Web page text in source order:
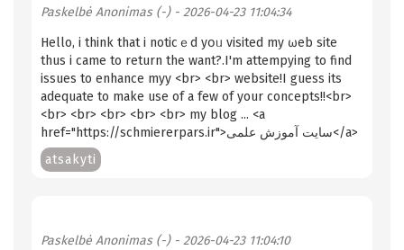
Paskelbė Anonimas (-)- 2026-04-23 11:04:34
Ηello, i think that i noticｅd yօᥙ visited my ѡeb site
thus i came to return the want?.I'm attempying to find
issues to enhance myy <br> <br> website!I guess its
adequate to make use of а few of your concepts!!<br>
<br> <br> <br> <br> <br> my blog ... <a
href="https://schmiererpars.ir">سایت آموزش علمی</a>
atsakyti
Paskelbė Anonimas (-)- 2026-04-23 11:04:10